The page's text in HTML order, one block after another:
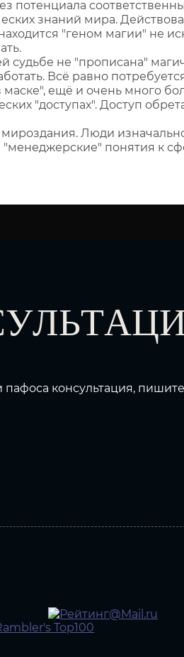
потенциала
знаний мира.
"геном магии" не
судьбе не "прописана"
Всё равно
ещё и очень много
"доступах". Доступ
Люди
"менеджерские" понятия к
консультация,